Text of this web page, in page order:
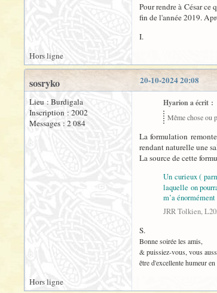
Pour rendre à César
fin de l'année 2019.
I.
Hors ligne
20-10-2024 20:08
sosryko
Lieu : Burdigala
Inscription : 2002
Messages : 2 084
Hyarion a écrit :
Même chose ou
La formulation
rendant naturelle une
La source de cette
Un curieux (
laquelle on
m’a
JRR Tolkien,
S.
Bonne soirée les amis,
& puissiez-vous, vous
être d'excellente humeur
Hors ligne